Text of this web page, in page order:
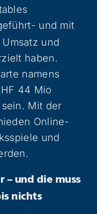
und mit
und
haben.
namens
44 Mio
Mit der
Online-
und
– und die muss
nichts